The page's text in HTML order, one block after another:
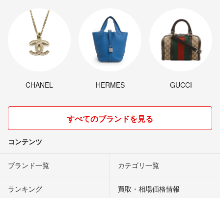
CHANEL HERMES GUCCI
すべてのブランドを見る
コンテンツ
ブランド一覧 カテゴリ一覧
ランキング 買取・相場価格情報